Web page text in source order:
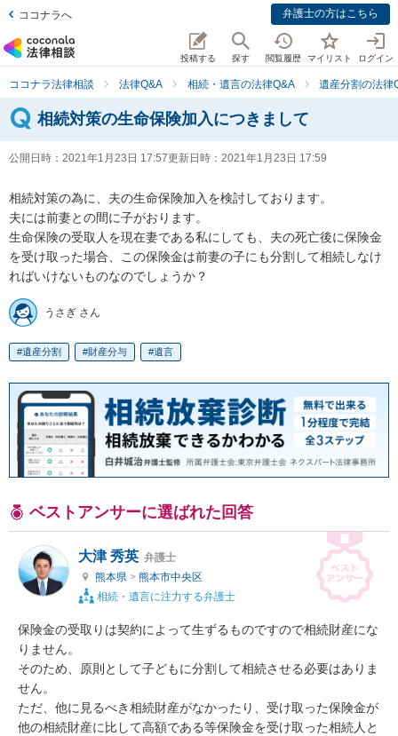
ココナラへ 弁護士の方はこちら
投稿する 探す 閲覧履歴 マイリスト ログイン
ココナラ法律相談 法律Q&A 相続・遺言の法律Q&A 遺産分割の法律
相続対策の生命保険加入につきまして
公開日時： 2021年1月23日 17:57更新日時： 2021年1月23日 17:59
相続対策の為に、夫の生命保険加入を検討しております。
夫には前妻との間に子がおります。
生命保険の受取人を現在妻である私にしても、夫の死亡後に保険金
を受け取った場合、この保険金は前妻の子にも分割して相続しなけ
うさぎ さん
遺産分割 財産分与 遺言
ベストアンサーに選ばれた回答
大津 秀英 弁護士
熊本県 > 熊本市中央区
相続・遺言に注力する弁護士
保険金の受取りは契約によって生ずるものですので相続財産にな
りません。
そのため、原則として子どもに分割して相続させる必要はありま
せん。
ただ、他に見るべき相続財産がなかったり、受け取った保険金が
他の相続財産に比して高額である等保険金を受け取った相続人と